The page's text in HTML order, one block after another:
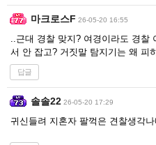
마크로스F 26-05-20 16:55
..근대 경찰 맞지? 여경이라도 경찰
서 안 잡고? 거짓말 탐지기는 왜 피
답글
솔솔22 26-05-20 17:29
귀신들려 지혼자 팔꺽은 견찰생각나